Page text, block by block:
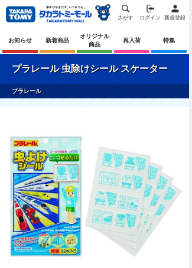
さがす ログイン 新規登録
お知らせ 新着商品
オリジナル
商品
再入荷 特集
プラレール 虫除けシール スケーター
プラレール